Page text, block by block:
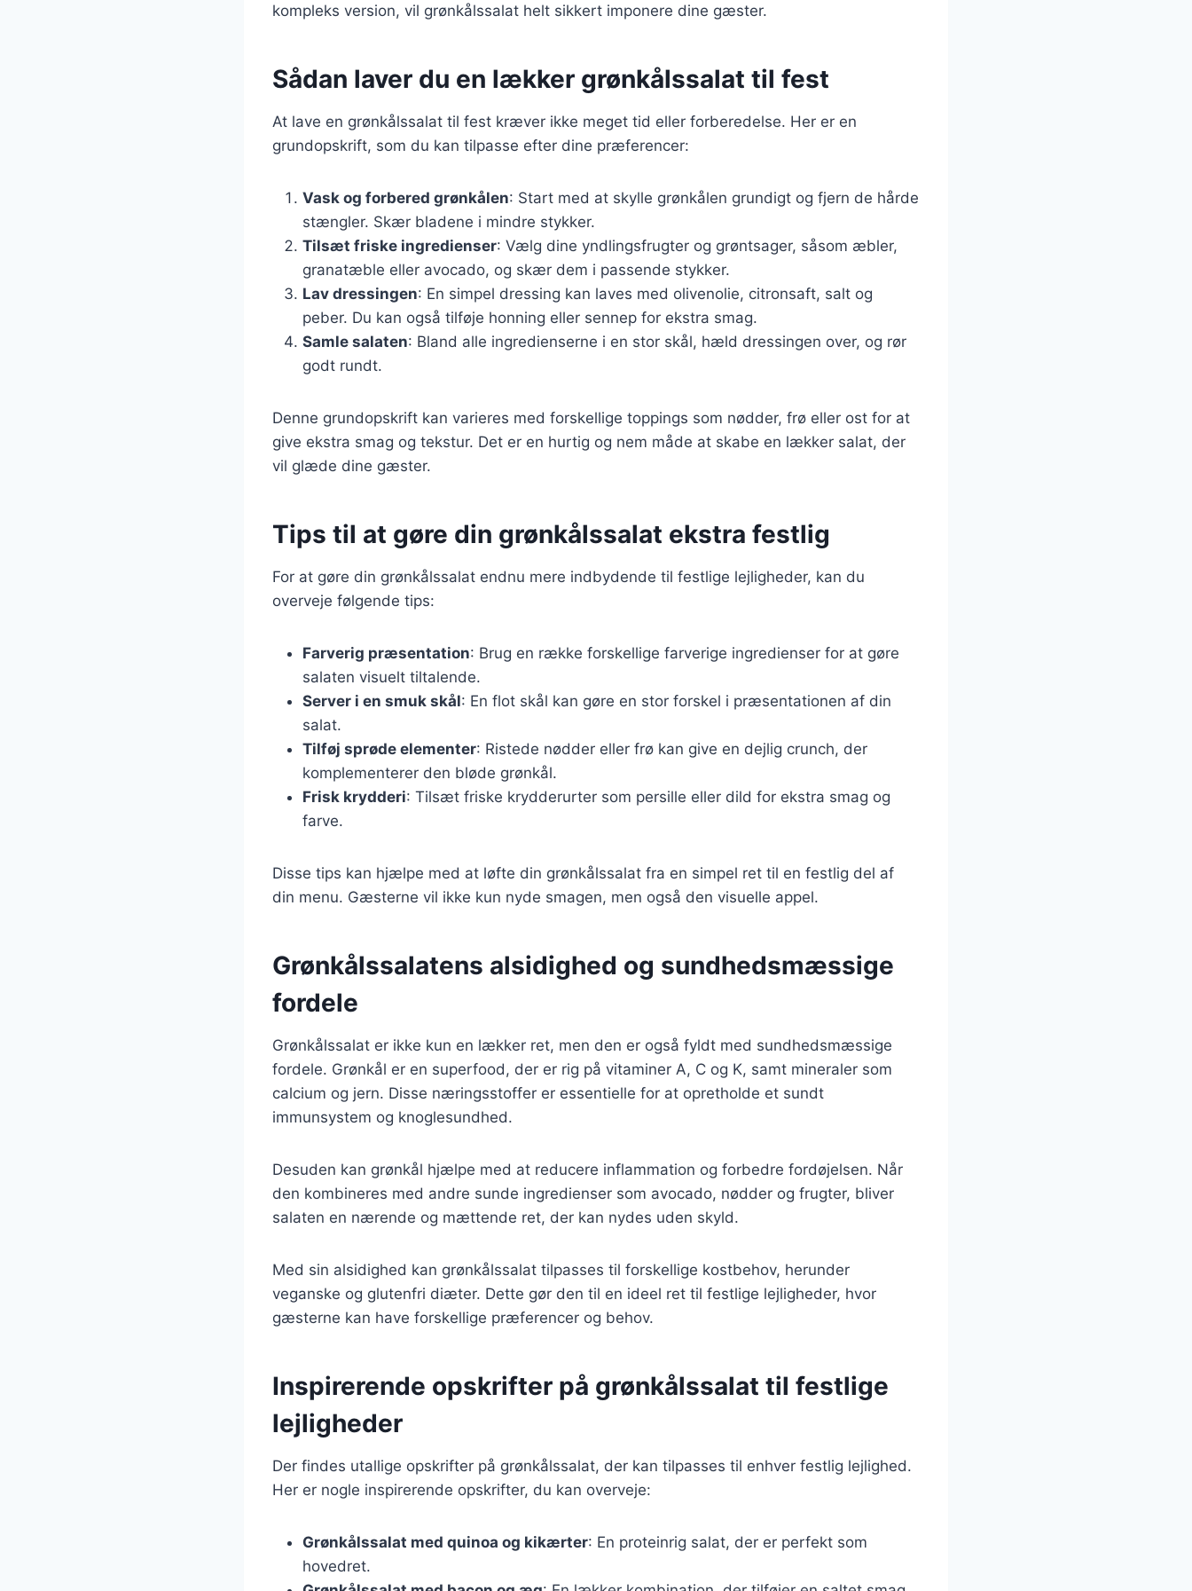
kompleks version, vil grønkålssalat helt sikkert imponere dine gæster.
Sådan laver du en lækker grønkålssalat til fest
At lave en grønkålssalat til fest kræver ikke meget tid eller forberedelse. Her er en
grundopskrift, som du kan tilpasse efter dine præferencer:
Vask og forbered grønkålen: Start med at skylle grønkålen grundigt og fjern de hårde
stængler. Skær bladene i mindre stykker.
Tilsæt friske ingredienser: Vælg dine yndlingsfrugter og grøntsager, såsom æbler,
granatæble eller avocado, og skær dem i passende stykker.
Lav dressingen: En simpel dressing kan laves med olivenolie, citronsaft, salt og
peber. Du kan også tilføje honning eller sennep for ekstra smag.
Samle salaten: Bland alle ingredienserne i en stor skål, hæld dressingen over, og rør
godt rundt.
Denne grundopskrift kan varieres med forskellige toppings som nødder, frø eller ost for at
give ekstra smag og tekstur. Det er en hurtig og nem måde at skabe en lækker salat, der
vil glæde dine gæster.
Tips til at gøre din grønkålssalat ekstra festlig
For at gøre din grønkålssalat endnu mere indbydende til festlige lejligheder, kan du
overveje følgende tips:
Farverig præsentation: Brug en række forskellige farverige ingredienser for at gøre
salaten visuelt tiltalende.
Server i en smuk skål: En flot skål kan gøre en stor forskel i præsentationen af din
salat.
Tilføj sprøde elementer: Ristede nødder eller frø kan give en dejlig crunch, der
komplementerer den bløde grønkål.
Frisk krydderi: Tilsæt friske krydderurter som persille eller dild for ekstra smag og
farve.
Disse tips kan hjælpe med at løfte din grønkålssalat fra en simpel ret til en festlig del af
din menu. Gæsterne vil ikke kun nyde smagen, men også den visuelle appel.
Grønkålssalatens alsidighed og sundhedsmæssige
fordele
Grønkålssalat er ikke kun en lækker ret, men den er også fyldt med sundhedsmæssige
fordele. Grønkål er en superfood, der er rig på vitaminer A, C og K, samt mineraler som
calcium og jern. Disse næringsstoffer er essentielle for at opretholde et sundt
immunsystem og knoglesundhed.
Desuden kan grønkål hjælpe med at reducere inflammation og forbedre fordøjelsen. Når
den kombineres med andre sunde ingredienser som avocado, nødder og frugter, bliver
salaten en nærende og mættende ret, der kan nydes uden skyld.
Med sin alsidighed kan grønkålssalat tilpasses til forskellige kostbehov, herunder
veganske og glutenfri diæter. Dette gør den til en ideel ret til festlige lejligheder, hvor
gæsterne kan have forskellige præferencer og behov.
Inspirerende opskrifter på grønkålssalat til festlige
lejligheder
Der findes utallige opskrifter på grønkålssalat, der kan tilpasses til enhver festlig lejlighed.
Her er nogle inspirerende opskrifter, du kan overveje:
Grønkålssalat med quinoa og kikærter: En proteinrig salat, der er perfekt som
hovedret.